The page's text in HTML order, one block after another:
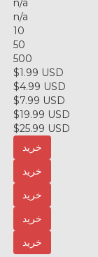
n/a
n/a
10
50
500
$1.99 USD
$4.99 USD
$7.99 USD
$19.99 USD
$25.99 USD
خرید
خرید
خرید
خرید
خرید